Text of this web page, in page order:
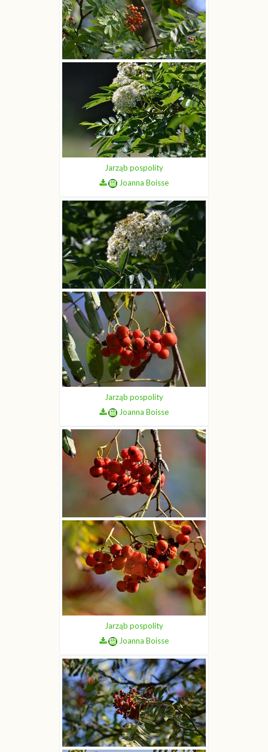
Jarząb pospolity
Joanna Boisse
Jarząb pospolity
Joanna Boisse
Jarząb pospolity
Joanna Boisse
Jarząb pospolity
Joanna Boisse
Jarząb pospolity
Joanna Boisse
Jarząb pospolity
Joanna Boisse